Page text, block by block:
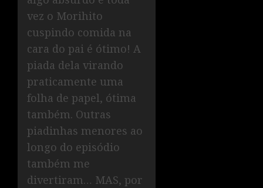
vez o Morihito
cuspindo comida na
cara do pai é ótimo! A
piada dela virando
praticamente uma
folha de papel, ótima
também. Outras
piadinhas menores ao
longo do episódio
também me
divertiram… MAS, por